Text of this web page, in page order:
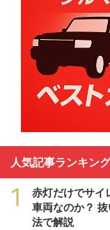
人気記事ランキング
1
赤灯だけでサイ
車両なのか？
法で解説